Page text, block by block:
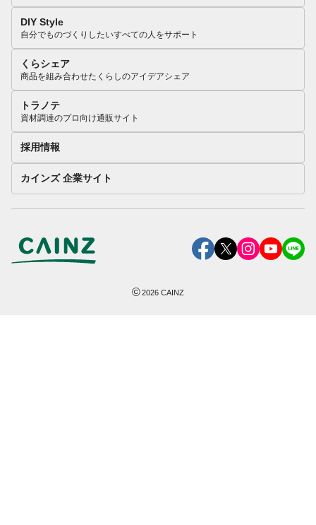
DIY Style
自分でものづくりしたいすべての人をサポート
くらシェア
商品を組み合わせたくらしのアイデアシェア
トラノテ
資材調達のプロ向け通販サイト
採用情報
カインズ 企業サイト
©2026 CAINZ